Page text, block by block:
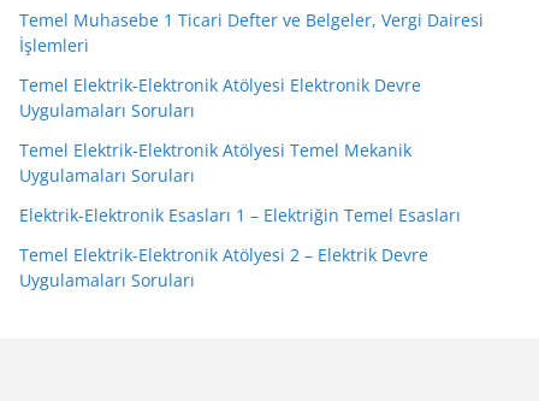
Temel Muhasebe 1 Ticari Defter ve Belgeler, Vergi Dairesi
İşlemleri
Temel Elektrik-Elektronik Atölyesi Elektronik Devre
Uygulamaları Soruları
Temel Elektrik-Elektronik Atölyesi Temel Mekanik
Uygulamaları Soruları
Elektrik-Elektronik Esasları 1 – Elektriğin Temel Esasları
Temel Elektrik-Elektronik Atölyesi 2 – Elektrik Devre
Uygulamaları Soruları